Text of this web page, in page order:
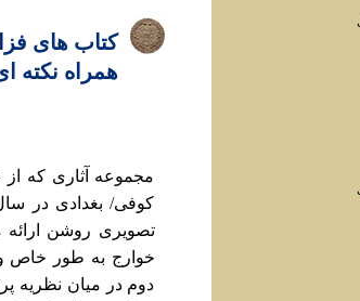
کتاب های
همراه نکته
مجموعه آثاری که از
کوفی/ بغدادی در
تصويری روشن ارائه
خوارج به طور خاص
دوم در ميان نظريه